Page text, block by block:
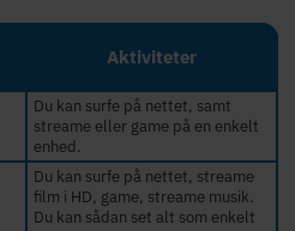
Aktiviteter
Du kan surfe på nettet, samt
streame eller game på en enkelt
enhed.
Du kan surfe på nettet, streame
film i HD, game, streame musik.
Du kan sådan set alt som enkelt